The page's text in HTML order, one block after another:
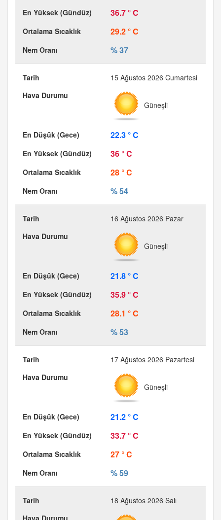
36.7 ° C
29.2 ° C
% 37
15 Ağustos 2026 Cumartesi
Güneşli
22.3 ° C
36 ° C
28 ° C
% 54
16 Ağustos 2026 Pazar
Güneşli
21.8 ° C
35.9 ° C
28.1 ° C
% 53
17 Ağustos 2026 Pazartesi
Güneşli
21.2 ° C
33.7 ° C
27 ° C
% 59
18 Ağustos 2026 Salı